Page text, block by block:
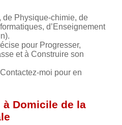
de Physique-chimie, de
d’Enseignement
pour Progresser,
et à Construire son
moi pour en
Domicile de la